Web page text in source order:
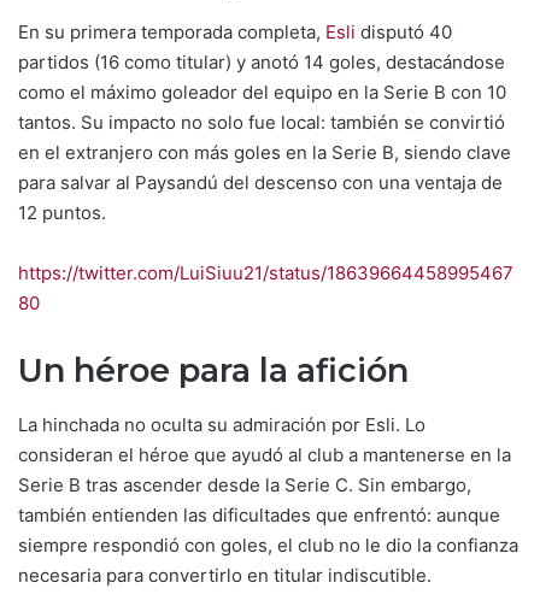
En su primera temporada completa, Esli disputó 40
partidos (16 como titular) y anotó 14 goles, destacándose
como el máximo goleador del equipo en la Serie B con 10
tantos. Su impacto no solo fue local: también se convirtió
en el extranjero con más goles en la Serie B, siendo clave
para salvar al Paysandú del descenso con una ventaja de
12 puntos.
https://twitter.com/LuiSiuu21/status/18639664458995467
80
Un héroe para la afición
La hinchada no oculta su admiración por Esli. Lo
consideran el héroe que ayudó al club a mantenerse en la
Serie B tras ascender desde la Serie C. Sin embargo,
también entienden las dificultades que enfrentó: aunque
siempre respondió con goles, el club no le dio la confianza
necesaria para convertirlo en titular indiscutible.